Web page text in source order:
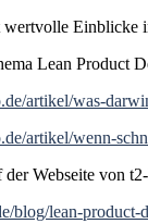
wertvolle Einblicke
Lean Product
artikel/was-
artikel/wenn-
Webseite von
blog/lean-